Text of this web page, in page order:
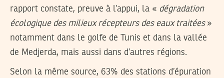
rapport constate, preuve à l’appui, la « dégradation
écologique des milieux récepteurs des eaux traitées»
notamment dans le golfe de Tunis et dans la vallée
de Medjerda, mais aussi dans d’autres régions.
Selon la même source, 63% des stations d’épuration